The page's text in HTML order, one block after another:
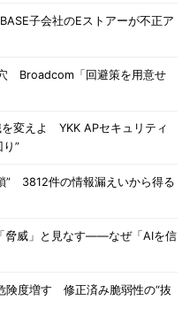
子会社のEストアーが不正ア
Broadcom「回避策を用意せ
変えよ YKK APセキュリティ
”
” 3812件の情報漏えいから得る
脅威」と見なす――なぜ「AIを信
険度増す 修正済み脆弱性の“抜